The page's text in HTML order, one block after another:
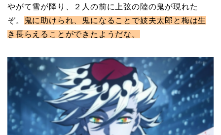
やがて雪が降り、２人の前に上弦の陸の鬼が現れた
ぞ。
鬼に助けられ、鬼になることで妓夫太郎と梅は生
き長らえることができたようだな。